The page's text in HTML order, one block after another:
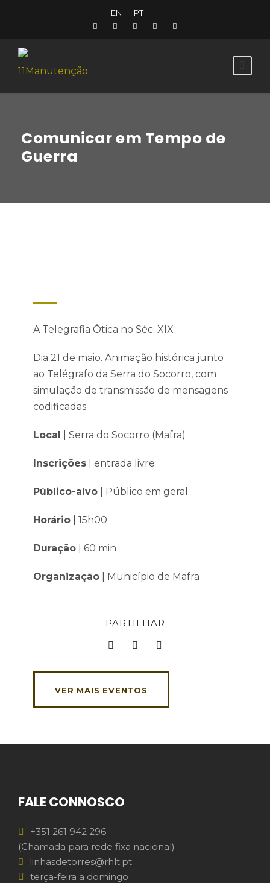
EN PT
Comunicar em Tempo de
Guerra
A Telegrafia Ótica no Séc. XIX
Dia 21 de maio. Animação histórica junto
ao Telégrafo da Serra do Socorro, com
simulação de transmissão de mensagens
codificadas.
Local | Serra do Socorro (Mafra)
Inscrições | entrada livre
Público-alvo | Público em geral
Horário | 15h00
Duração | 60 min
Organização | Município de Mafra
PARTILHAR
VER MAIS EVENTOS
FALE CONNOSCO
+351 261 942 296
(Chamada para rede fixa nacional)
linhasdetorres@rhlt.pt
terça-feira a domingo